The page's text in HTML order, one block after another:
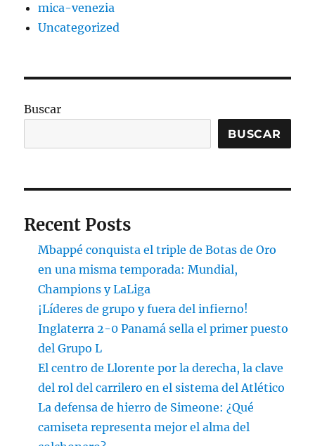
mica-venezia
Uncategorized
Buscar
BUSCAR
Recent Posts
Mbappé conquista el triple de Botas de Oro
en una misma temporada: Mundial,
Champions y LaLiga
¡Líderes de grupo y fuera del infierno!
Inglaterra 2-0 Panamá sella el primer puesto
del Grupo L
El centro de Llorente por la derecha, la clave
del rol del carrilero en el sistema del Atlético
La defensa de hierro de Simeone: ¿Qué
camiseta representa mejor el alma del